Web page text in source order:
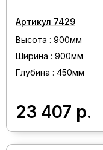
Артикул 7429
Высота : 900мм
Ширина : 900мм
Глубина : 450мм
23 407 р.